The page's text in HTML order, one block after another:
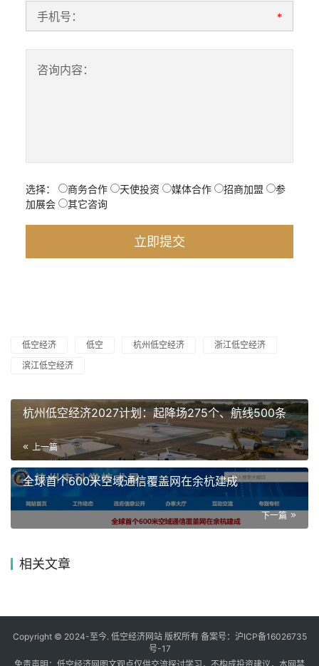
手机号： *
咨询内容：
选择： 商务合作 天使投资 媒体合作 招商加盟
参
加展会
其它咨询
低空经济 低空 杭州低空经济
浙江低空经济
滨江低空经济
杭州低空经济2027计划：起降场275个、航线500条
上一篇
全球首个600米空域通信覆盖网在余杭建成
下一篇
相关文章
Copyright © 2024-至今. 低空经济网站 版权所有 备案号： 沪ICP备16026735
号-17